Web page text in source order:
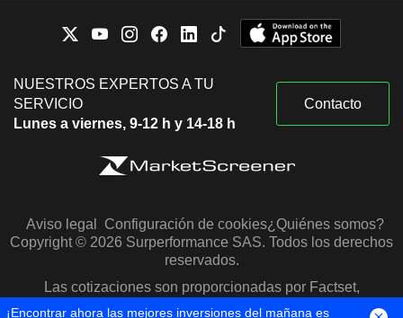
NUESTROS EXPERTOS A TU
SERVICIO
Lunes a viernes, 9-12 h y 14-18 h
Contacto
Aviso legal Configuración de cookies¿Quiénes somos?
Copyright © 2026 Surperformance SAS. Todos los derechos
reservados.
Las cotizaciones son proporcionadas por Factset,
Morningstar y S&P Capital IQ
¡Encontrar ahora las mejores inversiones del mañana es